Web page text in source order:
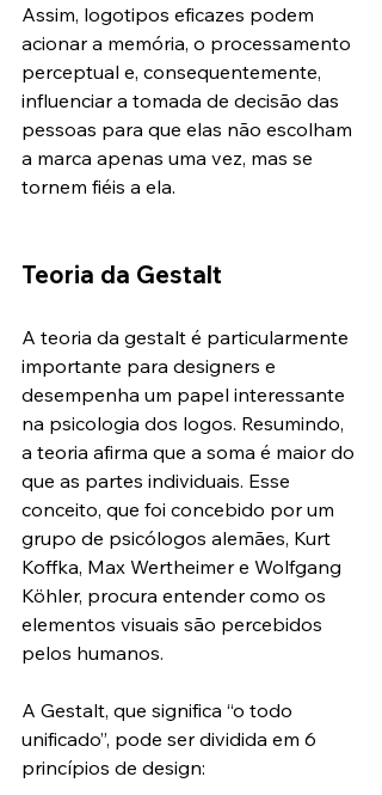
Assim, logotipos eficazes podem
acionar a memória, o processamento
perceptual e, consequentemente,
influenciar a tomada de decisão das
pessoas para que elas não escolham
a marca apenas uma vez, mas se
tornem fiéis a ela.
Teoria da Gestalt
A teoria da gestalt é particularmente
importante para designers e
desempenha um papel interessante
na psicologia dos logos. Resumindo,
a teoria afirma que a soma é maior do
que as partes individuais. Esse
conceito, que foi concebido por um
grupo de psicólogos alemães, Kurt
Koffka, Max Wertheimer e Wolfgang
Köhler, procura entender como os
elementos visuais são percebidos
pelos humanos.
A Gestalt, que significa “o todo
unificado”, pode ser dividida em 6
princípios de design: